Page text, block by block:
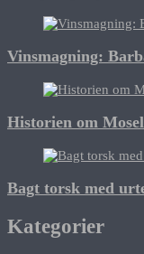
Vinsmagning:
Historien om Mosel
Bagt torsk med
Kategorier